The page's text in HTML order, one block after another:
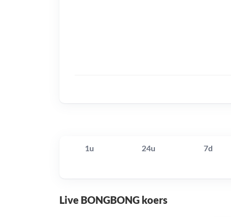
1u 24u 7d
Live BONGBONG koers